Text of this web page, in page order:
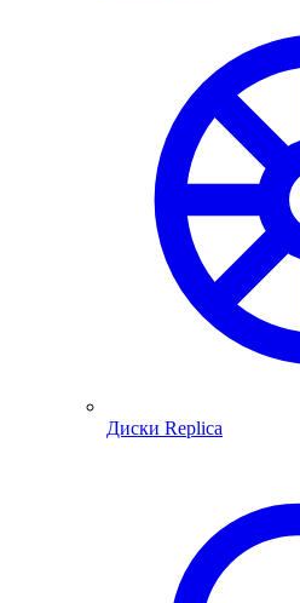
Диски Replica